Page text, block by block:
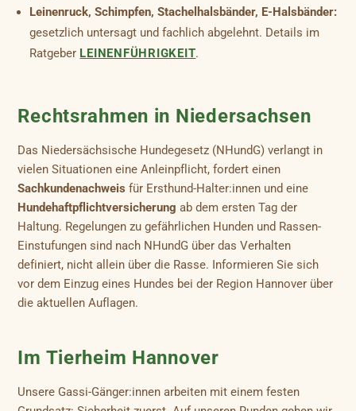
Leinenruck, Schimpfen, Stachelhalsbänder, E-Halsbänder:
gesetzlich untersagt und fachlich abgelehnt. Details im
Ratgeber LEINENFÜHRIGKEIT.
Rechtsrahmen in Niedersachsen
Das Niedersächsische Hundegesetz (NHundG) verlangt in
vielen Situationen eine Anleinpflicht, fordert einen
Sachkundenachweis für Ersthund-Halter:innen und eine
Hundehaftpflichtversicherung ab dem ersten Tag der
Haltung. Regelungen zu gefährlichen Hunden und Rassen-
Einstufungen sind nach NHundG über das Verhalten
definiert, nicht allein über die Rasse. Informieren Sie sich
vor dem Einzug eines Hundes bei der Region Hannover über
die aktuellen Auflagen.
Im Tierheim Hannover
Unsere Gassi-Gänger:innen arbeiten mit einem festen